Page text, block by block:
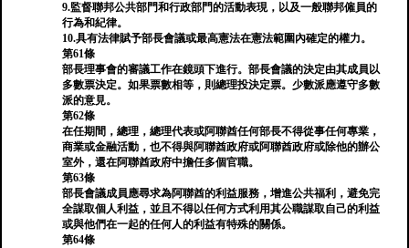
9.監督聯邦公共部門和行政部門的活動表現，以及一般聯邦僱員的
行為和紀律。
10.具有法律賦予部長會議或最高憲法在憲法範圍內確定的權力。
第61條
部長理事會的審議工作在鏡頭下進行。部長會議的決定由其成員以
多數票決定。如果票數相等，則總理投決定票。少數派應遵守多數
派的意見。
第62條
在任期間，總理，總理代表或阿聯酋任何部長不得從事任何專業，
商業或金融活動，也不得與阿聯酋政府或阿聯酋政府或除他的辦公
室外，還在阿聯酋政府中擔任多個官職。
第63條
部長會議成員應尋求為阿聯酋的利益服務，增進公共福利，避免完
全謀取個人利益，並且不得以任何方式利用其公職謀取自己的利益
或與他們在一起的任何人的利益有特殊的關係。
第64條